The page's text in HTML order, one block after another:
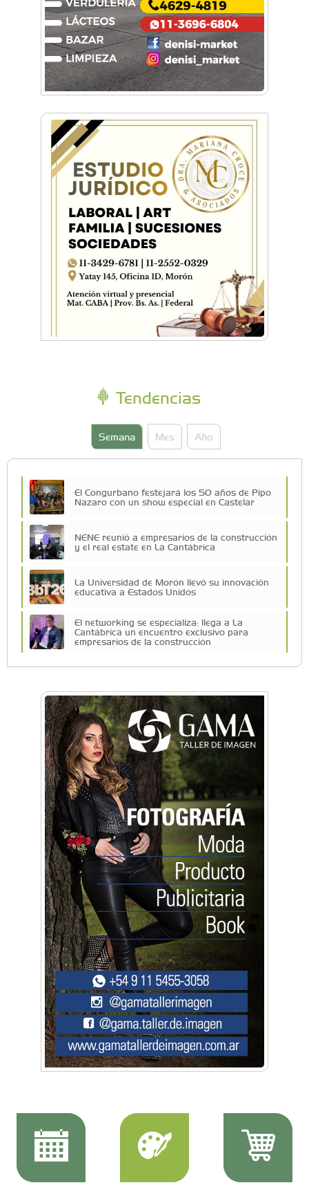
Tendencias
Semana Mes Año
El Congurbano festejará los 50 años de Pipo
Nazaro con un show especial en Castelar
NENE reunió a empresarios de la construcción
y el real estate en La Cantábrica
La Universidad de Morón llevó su innovación
educativa a Estados Unidos
El networking se especializa: llega a La
Cantábrica un encuentro exclusivo para
empresarios de la construcción
La primera vez que Eva Perón voló en avión lo
hizo desde Morón
Mariana Croce: "Hoy las empresas necesitan
un asesoramiento integral para crecer con
seguridad"
La Fuerza Aérea celebrará su cumpleaños en
Morón con los F-16
Música, teatro, yoga, danza y mucho más:
Conocé todos los talleres para aprender y
disfrutar en la Zona Oeste